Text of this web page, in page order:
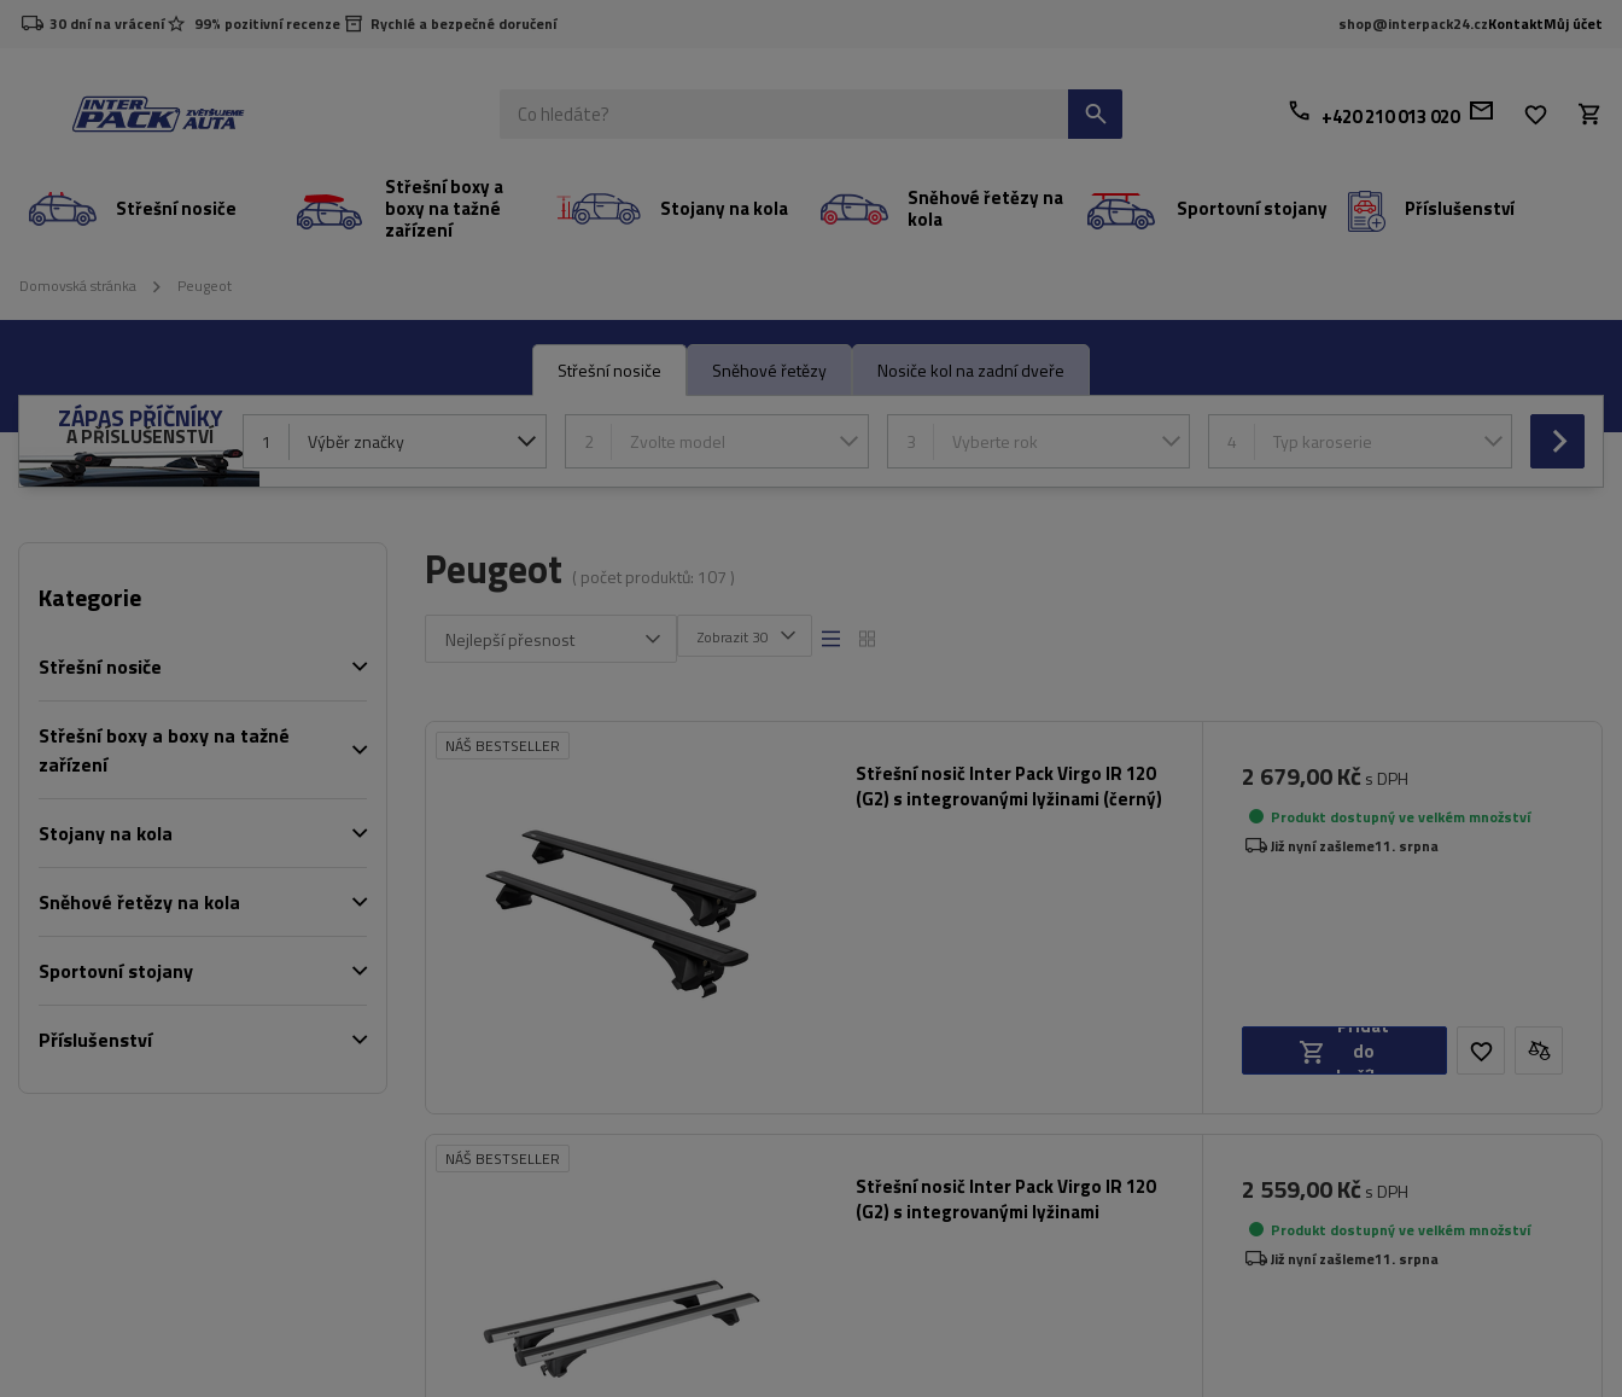
30 dní na vrácení 99% pozitivní recenze Rychlé a bezpečné doručení shop@interpack24.czKontaktMůj účet
+420 210 013 020
Střešní nosiče
Střešní boxy a
boxy na tažné
zařízení
Stojany na kola Sněhové řetězy na
kola Sportovní stojany Příslušenství
Domovská stránka Peugeot
Střešní nosiče Sněhové řetězy Nosiče kol na zadní dveře
ZÁPAS PŘÍČNÍKY
A PŘÍSLUŠENSTVÍ 1 Výběr značky 2 Zvolte model 3 Vyberte rok 4 Typ karoserie
Kategorie
Střešní nosiče
Střešní boxy a boxy na tažné
zařízení
Stojany na kola
Sněhové řetězy na kola
Sportovní stojany
Příslušenství
Peugeot ( počet produktů: 107 )
Nejlepší přesnost Zobrazit 30
NÁŠ BESTSELLER
Střešní nosič Inter Pack Virgo IR 120
(G2) s integrovanými lyžinami (černý)
2 679,00 Kč s DPH
Produkt dostupný ve velkém množství
Již nyní zašleme11. srpna
Přidat
do
košíku
NÁŠ BESTSELLER
Střešní nosič Inter Pack Virgo IR 120
(G2) s integrovanými lyžinami
2 559,00 Kč s DPH
Produkt dostupný ve velkém množství
Již nyní zašleme11. srpna